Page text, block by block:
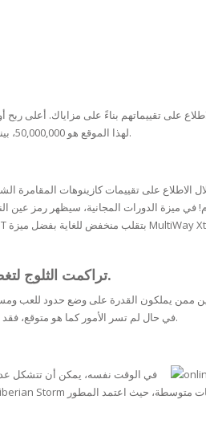
لهذا الموقع هو 50,000,000، بينما أعلى عمولة شهرية هي 1,000 ضعف. يُدفع أعلى ربح إضافي متعدد الطرق لكل دورة.يُمكن للاعب الحصول على ما يصل إلى 94 دورة مجانية أولًا.
تراكمت الثلوج لتغطي شبه جزيرة كامتشاتكا الروسية، لكن لا تصدقوا الفيديو الجديد الذي تم تصويره بتقنية الذكاء الاصطناعي.
ممن يملكون القدرة على وضع حدود للعب
خارجية مثل eCOGRA و iTech Laboratories أو جهات موثوقة في مجال أرباح المراهنات مثل Malta Betting Expert. في حال لم تسر الأمور كما هو متوقع، فقد تتكبد خسائر فادحة بسرعة.